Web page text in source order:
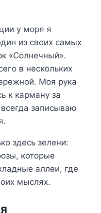
у моря я
из своих самых
«Солнечный».
в нескольких
Моя рука
к карману за
записываю
здесь зелени:
которые
аллеи, где
мыслях.